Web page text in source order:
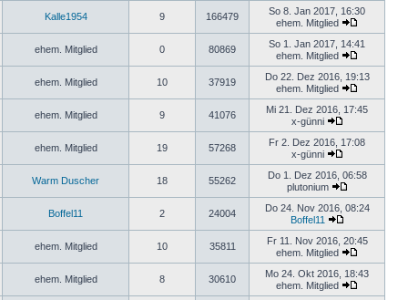
Kalle1954 9 166479
So 8. Jan 2017, 16:30
ehem. Mitglied
ehem. Mitglied 0 80869
So 1. Jan 2017, 14:41
ehem. Mitglied
ehem. Mitglied 10 37919
Do 22. Dez 2016, 19:13
ehem. Mitglied
ehem. Mitglied 9 41076
Mi 21. Dez 2016, 17:45
x-günni
ehem. Mitglied 19 57268
Fr 2. Dez 2016, 17:08
x-günni
Warm Duscher 18 55262
Do 1. Dez 2016, 06:58
plutonium
Boffel11 2 24004
Do 24. Nov 2016, 08:24
Boffel11
ehem. Mitglied 10 35811
Fr 11. Nov 2016, 20:45
ehem. Mitglied
ehem. Mitglied 8 30610
Mo 24. Okt 2016, 18:43
ehem. Mitglied